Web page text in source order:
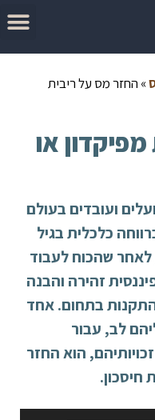
» החזר מס על ריבית
או
ועובדים בעולם
כלכלית בגיל
לאחר שהכוח לעבוד
זהירה והבנה
בתחום.אחד
לב, עבור
הוא החזר
חיסכון.